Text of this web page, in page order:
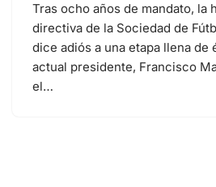
Tras ocho años de mandato, la
directiva de la Sociedad de
dice adiós a una etapa llena de
actual presidente, Francisco
el…